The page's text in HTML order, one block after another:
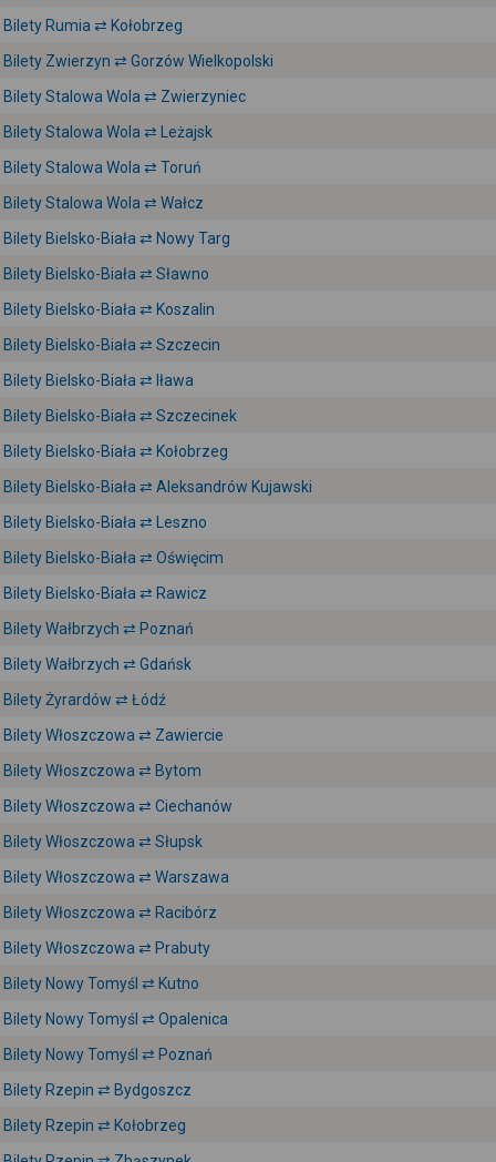
Bilety Rumia ⇄ Kołobrzeg
Bilety Zwierzyn ⇄ Gorzów Wielkopolski
Bilety Stalowa Wola ⇄ Zwierzyniec
Bilety Stalowa Wola ⇄ Leżajsk
Bilety Stalowa Wola ⇄ Toruń
Bilety Stalowa Wola ⇄ Wałcz
Bilety Bielsko-Biała ⇄ Nowy Targ
Bilety Bielsko-Biała ⇄ Sławno
Bilety Bielsko-Biała ⇄ Koszalin
Bilety Bielsko-Biała ⇄ Szczecin
Bilety Bielsko-Biała ⇄ Iława
Bilety Bielsko-Biała ⇄ Szczecinek
Bilety Bielsko-Biała ⇄ Kołobrzeg
Bilety Bielsko-Biała ⇄ Aleksandrów Kujawski
Bilety Bielsko-Biała ⇄ Leszno
Bilety Bielsko-Biała ⇄ Oświęcim
Bilety Bielsko-Biała ⇄ Rawicz
Bilety Wałbrzych ⇄ Poznań
Bilety Wałbrzych ⇄ Gdańsk
Bilety Żyrardów ⇄ Łódź
Bilety Włoszczowa ⇄ Zawiercie
Bilety Włoszczowa ⇄ Bytom
Bilety Włoszczowa ⇄ Ciechanów
Bilety Włoszczowa ⇄ Słupsk
Bilety Włoszczowa ⇄ Warszawa
Bilety Włoszczowa ⇄ Racibórz
Bilety Włoszczowa ⇄ Prabuty
Bilety Nowy Tomyśl ⇄ Kutno
Bilety Nowy Tomyśl ⇄ Opalenica
Bilety Nowy Tomyśl ⇄ Poznań
Bilety Rzepin ⇄ Bydgoszcz
Bilety Rzepin ⇄ Kołobrzeg